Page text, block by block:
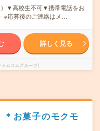
▼高校生不可▼携帯電話をお
※応募後のご連絡はメ…
詳しく見る
ムコムグループ）
＊お菓子のモクモ